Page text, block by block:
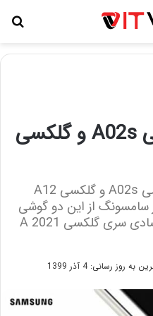
سامسونگ از گلکسی A02s و گلکسی
ما مدتی است که درمورد گلکسی A02s و گلکسی A12
سامسونگ از این دو گوشی
به عنوان اولین عضو های اقتصادی سری گلکسی A 2021
به روز رسانی: 4 آذر 1399